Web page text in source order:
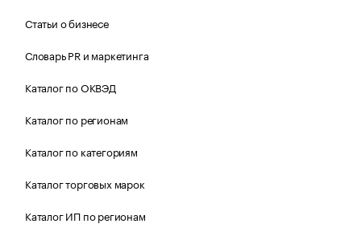
Статьи о бизнесе
Словарь PR и маркетинга
Каталог по ОКВЭД
Каталог по регионам
Каталог по категориям
Каталог торговых марок
Каталог ИП по регионам